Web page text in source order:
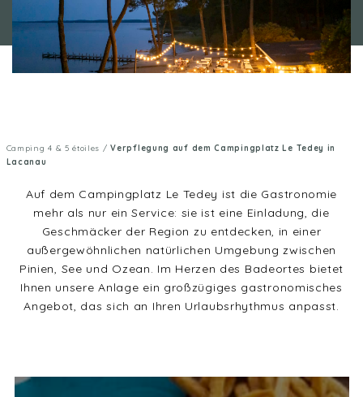
Dienstleistungen und Aktivitäten
Camping 4 & 5 étoiles /Verpflegung auf dem Campingplatz Le Tedey in
Lacanau
Auf dem Campingplatz Le Tedey ist die Gastronomie
mehr als nur ein Service: sie ist eine Einladung, die
Geschmäcker der Region zu entdecken, in einer
außergewöhnlichen natürlichen Umgebung zwischen
Pinien, See und Ozean. Im Herzen des Badeortes bietet
Ihnen unsere Anlage ein großzügiges gastronomisches
Angebot, das sich an Ihren Urlaubsrhythmus anpasst.